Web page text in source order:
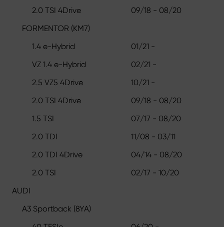
2.0 TSI 4Drive
09/18 - 08/20
FORMENTOR (KM7)
1.4 e-Hybrid
01/21 -
VZ 1.4 e-Hybrid
02/21 -
2.5 VZ5 4Drive
10/21 -
2.0 TSI 4Drive
09/18 - 08/20
1.5 TSI
07/17 - 08/20
2.0 TDI
11/08 - 03/11
2.0 TDI 4Drive
04/14 - 08/20
2.0 TSI
02/17 - 10/20
AUDI
A3 Sportback (8YA)